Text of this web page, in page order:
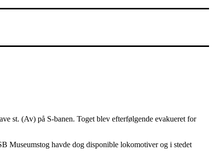
st. (Av) på S-banen. Toget blev efterfølgende evakueret for
Museumstog havde dog disponible lokomotiver og i stedet